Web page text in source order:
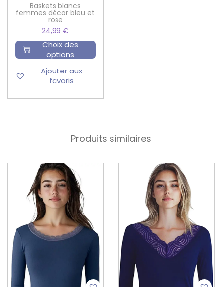
Baskets blancs
femmes décor bleu et
rose
24,99€
Choix des
options
Ajouter aux
favoris
Produits similaires